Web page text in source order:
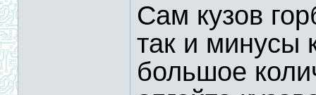
Сам кузов
так и минусы
большое